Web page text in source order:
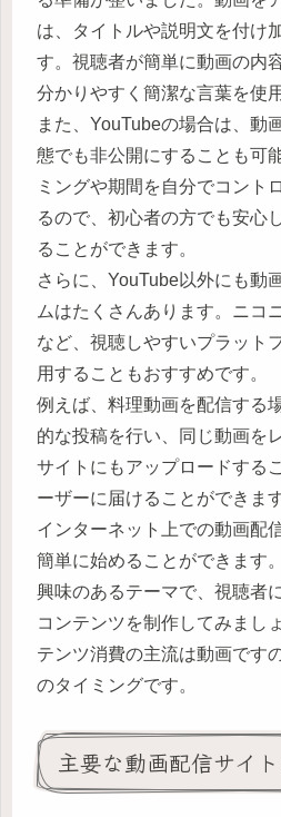
は、タイトルや説明文を付け
す。視聴者が簡単に動画の内
分かりやすく簡潔な言葉を使
また、YouTubeの場合は、動
態でも非公開にすることも可
ミングや期間を自分でコント
るので、初心者の方でも安心
ることができます。
さらに、YouTube以外にも動
ムはたくさんあります。ニコ
など、視聴しやすいプラット
用することもおすすめです。
例えば、料理動画を配信する
的な投稿を行い、同じ動画を
サイトにもアップロードする
ーザーに届けることができます
インターネット上での動画配
簡単に始めることができます
興味のあるテーマで、視聴者
コンテンツを制作してみまし
テンツ消費の主流は動画です
のタイミングです。
主要な動画配信サイ